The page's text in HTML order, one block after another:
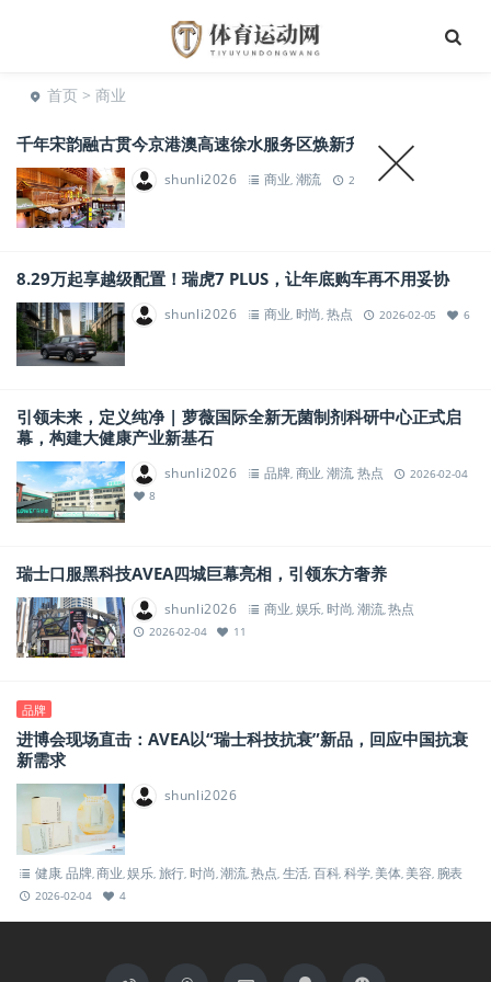
首页 > 商业
千年宋韵融古贯今京港澳高速徐水服务区焕新升级启幕
shunli2026 商业, 潮流 2026-02-06
8.29万起享越级配置！瑞虎7 PLUS，让年底购车再不用妥协
shunli2026 商业, 时尚, 热点 2026-02-05 6
引领未来，定义纯净 | 萝薇国际全新无菌制剂科研中心正式启
幕，构建大健康产业新基石
shunli2026 品牌, 商业, 潮流, 热点
2026-02-04
8
瑞士口服黑科技AVEA四城巨幕亮相，引领东方奢养
shunli2026 商业 娱乐 时尚 潮流,热点
2026-02-04 11
品牌
进博会现场直击：AVEA以“瑞士科技抗衰”新品，回应中国抗衰
新需求
shunli2026
健康,品牌,商业,娱乐, 旅行, 时尚,潮流,热点, 生活, 百科, 科学,美体,美容, 腕表
2026-02-04 4